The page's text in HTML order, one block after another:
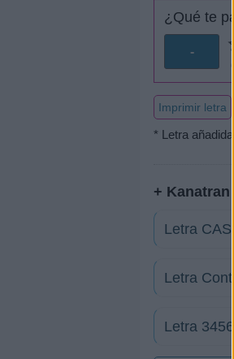
¿Qué te
-
Imprimir letra
* Letra añadida
+ Kanatran
Letra
Letra
Letra 3456